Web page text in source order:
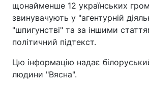
щонайменше 12 українських
звинувачують у "агентурній
"шпигунстві" та за іншими
політичний підтекст.
Цю інформацію надає
людини "Вясна".